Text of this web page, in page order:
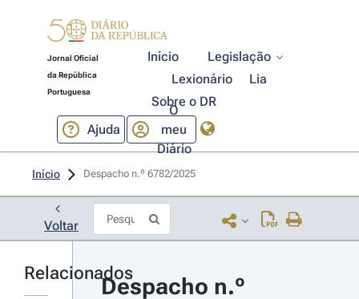
Jornal Oficial
da República
Portuguesa
Início
Legislação
Lexionário
Lia
Sobre o DR
Ajuda
O
meu
Diário
Início Despacho n.º 6782/2025
Voltar
Relacionados
Despacho n.º